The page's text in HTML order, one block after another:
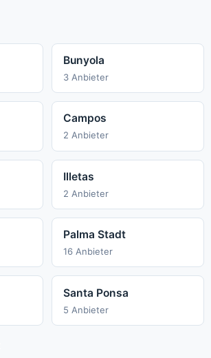
Bunyola
3 Anbieter
Campos
2 Anbieter
Illetas
2 Anbieter
Palma Stadt
16 Anbieter
Santa Ponsa
5 Anbieter